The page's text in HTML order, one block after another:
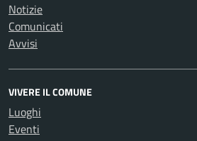
Notizie
Comunicati
Avvisi
VIVERE IL COMUNE
Luoghi
Eventi